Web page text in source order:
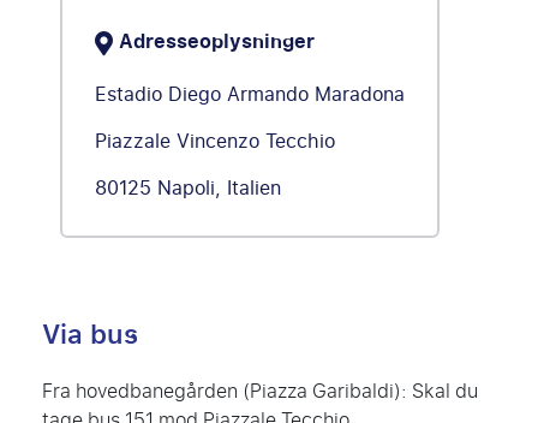
Adresseoplysninger
Estadio Diego Armando Maradona
Piazzale Vincenzo Tecchio
80125 Napoli, Italien
Via bus
Fra hovedbanegården (Piazza Garibaldi): Skal du